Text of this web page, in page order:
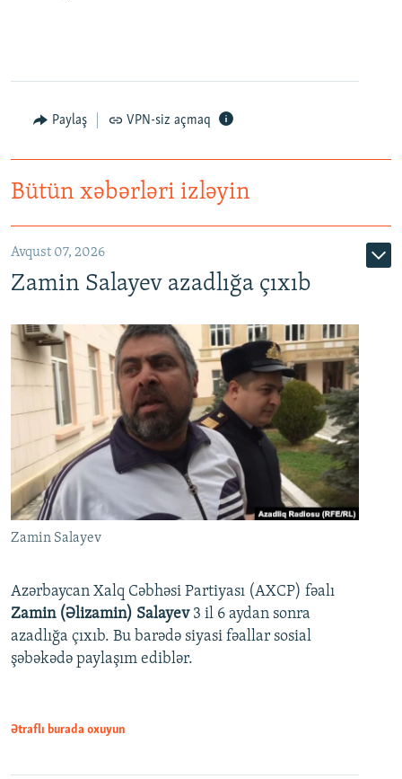
Paylaş VPN-siz açmaq
Bütün xəbərləri izləyin
Avqust 07, 2026
Zamin Salayev azadlığa çıxıb
Zamin Salayev
Azərbaycan Xalq Cəbhəsi Partiyası (AXCP) fəalı
Zamin (Əlizamin) Salayev 3 il 6 aydan sonra
azadlığa çıxıb. Bu barədə siyasi fəallar sosial
şəbəkədə paylaşım ediblər.
Ətraflı burada oxuyun